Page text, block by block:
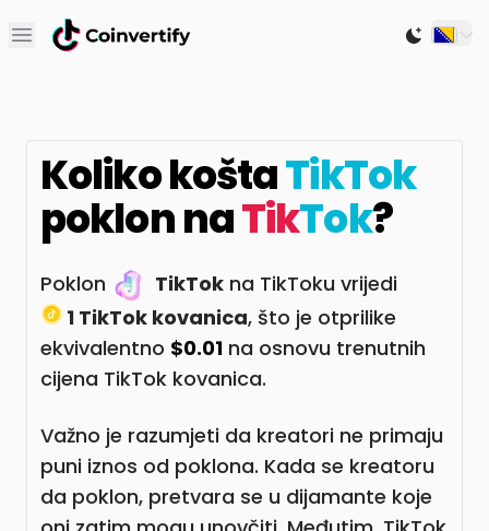
Open main menu Switch
Koliko koštaTikTok
poklon naTikTok?
Poklon TikTok na TikToku vrijedi
1 TikTok kovanica, što je otprilike
ekvivalentno $0.01 na osnovu trenutnih
cijena TikTok kovanica.
Važno je razumjeti da kreatori ne primaju
puni iznos od poklona. Kada se kreatoru
da poklon, pretvara se u dijamante koje